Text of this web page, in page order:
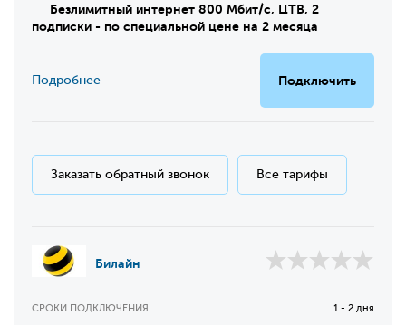
Безлимитный интернет 800 Мбит/с, ЦТВ, 2
подписки - по специальной цене на 2 месяца
Подключить
Подробнее
Заказать обратный звонок Все тарифы
Билайн
СРОКИ ПОДКЛЮЧЕНИЯ 1 - 2 дня